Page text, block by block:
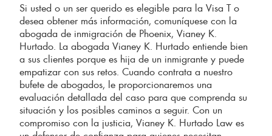
Si usted o un ser querido es elegible para la Visa T o
desea obtener más información, comuníquese con la
abogada de inmigración de Phoenix, Vianey K.
Hurtado. La abogada Vianey K. Hurtado entiende bien
a sus clientes porque es hija de un inmigrante y puede
empatizar con sus retos. Cuando contrata a nuestro
bufete de abogados, le proporcionaremos una
evaluación detallada del caso para que comprenda su
situación y los posibles caminos a seguir. Con un
compromiso con la justicia, Vianey K. Hurtado Law es